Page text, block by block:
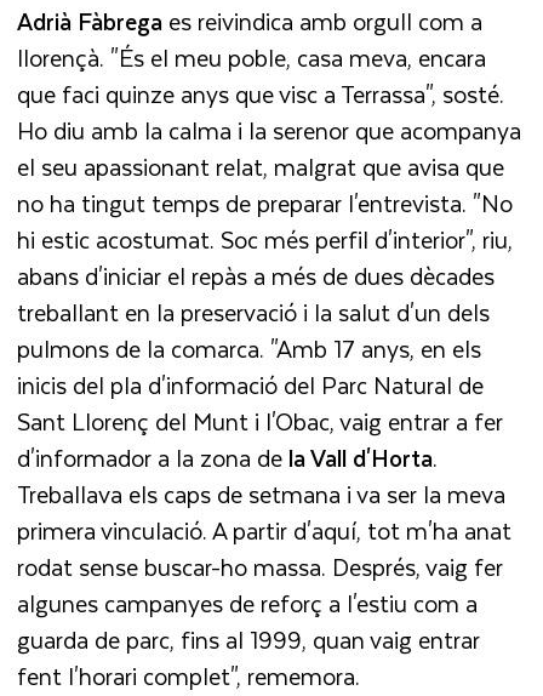
Adrià Fàbregaes reivindica amb orgull com a
llorençà. "És el meu poble, casa meva, encara
que faci quinze anys que visc a Terrassa", sosté.
Ho diu amb la calma i la serenor que acompanya
el seu apassionant relat, malgrat que avisa que
no ha tingut temps de preparar l'entrevista. "No
hi estic acostumat. Soc més perfil d'interior", riu,
abans d'iniciar el repàs a més de dues dècades
treballant en la preservació i la salut d'un dels
pulmons de la comarca. "Amb 17 anys, en els
inicis del pla d'informació del Parc Natural de
Sant Llorenç del Munt i l'Obac, vaig entrar a fer
d'informador a la zona dela Vall d'Horta.
Treballava els caps de setmana i va ser la meva
primera vinculació. A partir d'aquí, tot m'ha anat
rodat sense buscar-ho massa. Després, vaig fer
algunes campanyes de reforç a l'estiu com a
guarda de parc, fins al 1999, quan vaig entrar
fent l'horari complet", rememora.